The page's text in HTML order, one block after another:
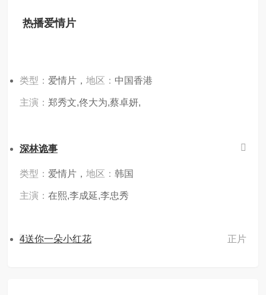
热播爱情片
类型： 爱情片， 地区： 中国香港
主演： 郑秀文,佟大为,蔡卓妍,
深林诡事
类型： 爱情片， 地区： 韩国
主演： 在熙,李成延,李忠秀
正片
4送你一朵小红花